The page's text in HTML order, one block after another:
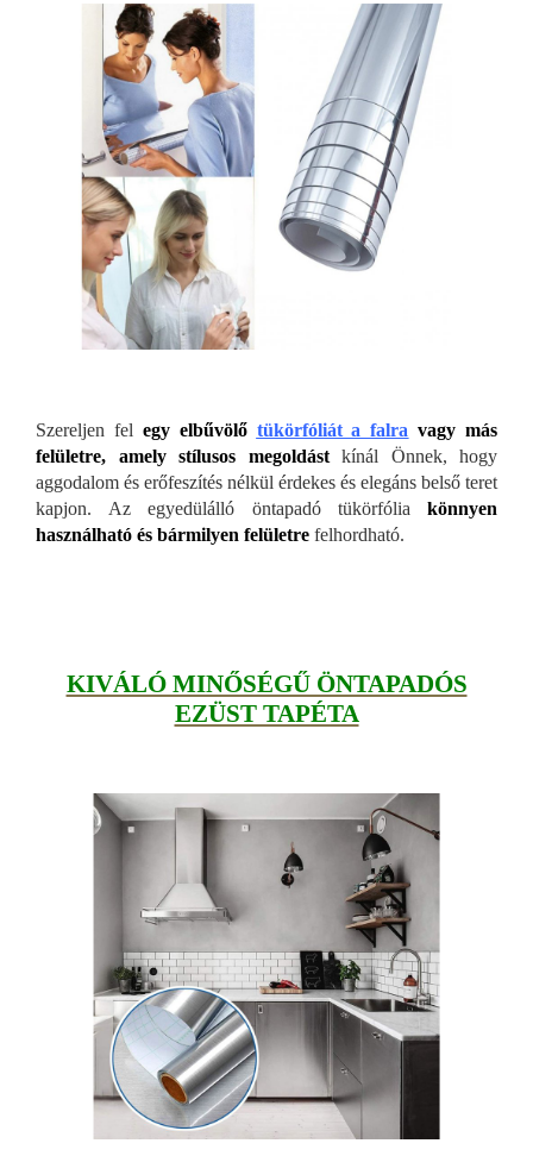
Szereljen fel egy elbűvölő tükörfóliát a falra vagy más
felületre, amely stílusos megoldást kínál Önnek, hogy
aggodalom és erőfeszítés nélkül érdekes és elegáns belső teret
kapjon. Az egyedülálló öntapadó tükörfólia könnyen
használható és bármilyen felületre felhordható.
KIVÁLÓ MINŐSÉGŰ ÖNTAPADÓS
EZÜST TAPÉTA